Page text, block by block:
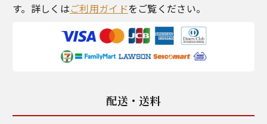
す。詳しくはご利用ガイドをご覧ください。
配送・送料